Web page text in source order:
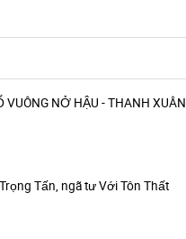
NỞ HẬU - THANH XUÂN
Tấn, ngã tư Với Tôn Thất